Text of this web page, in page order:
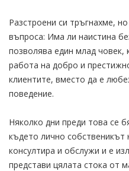
Разстроени си тръгнахме,
въпроса: Има ли наистина
позволява един млад
работа на добро и
клиентите, вместо да е
поведение.
Няколко дни преди това се
където лично собственикът
консултира и обслужи и е
представи цялата стока от